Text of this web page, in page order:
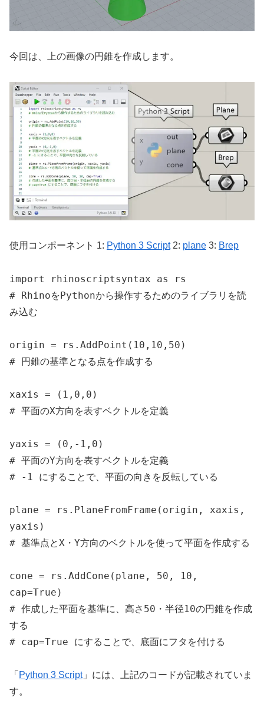
今回は、上の画像の円錐を作成します。
使用コンポーネント 1: Python 3 Script2: plane 3: Brep
import rhinoscriptsyntax as rs
# RhinoをPythonから操作するためのライブラリを読
み込む
origin = rs.AddPoint(10,10,50)
# 円錐の基準となる点を作成する
xaxis = (1,0,0)
# 平面のX方向を表すベクトルを定義
yaxis = (0,-1,0)
# 平面のY方向を表すベクトルを定義
# -1 にすることで、平面の向きを反転している
plane = rs.PlaneFromFrame(origin, xaxis,
yaxis)
# 基準点とX・Y方向のベクトルを使って平面を作成する
cone = rs.AddCone(plane, 50, 10,
cap=True)
# 作成した平面を基準に、高さ50・半径10の円錐を作成
する
# cap=True にすることで、底面にフタを付ける
「 Python 3 Script」には、上記のコードが記載されていま
す。